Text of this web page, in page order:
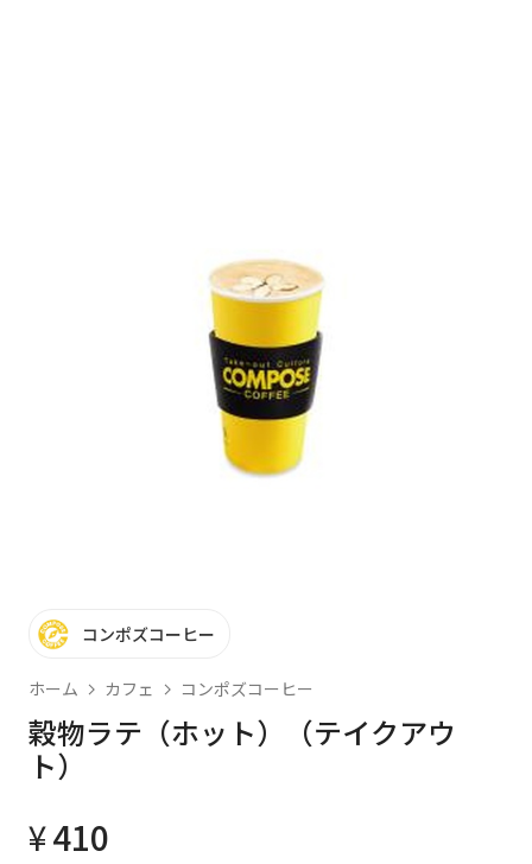
コンポズコーヒー
ホーム カフェ コンポズコーヒー
穀物ラテ（ホット）（テイクアウ
ト）
¥410